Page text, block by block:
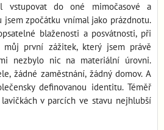
vstupovat do oné mimočasové a
zpočátku vnímal jako prázdnotu.
blaženosti a posvátnosti, při
první zážitek, který jsem právě
nezbylo nic na materiální úrovni.
žádné zaměstnání, žádný domov. A
definovanou identitu. Téměř
v parcích ve stavu nejhlubší